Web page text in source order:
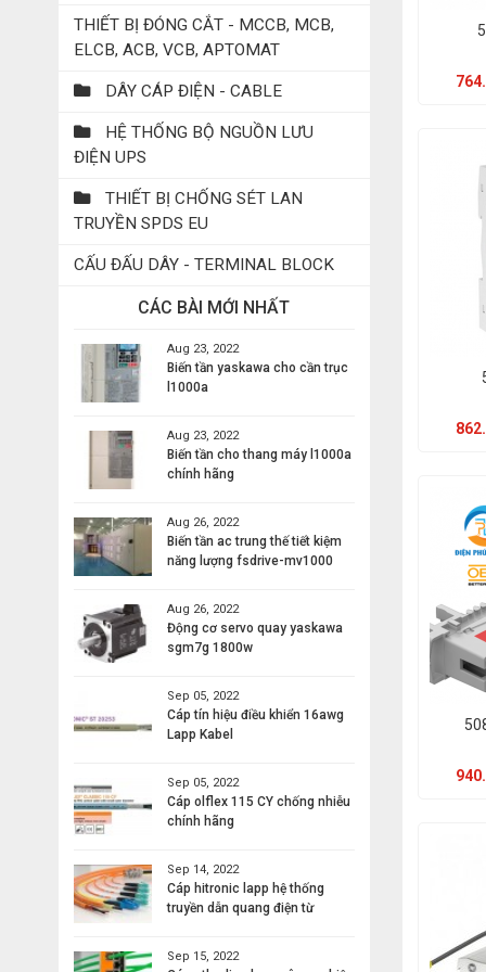
THIẾT BỊ ĐÓNG CẮT - MCCB, MCB,
ELCB, ACB, VCB, APTOMAT
DÂY CÁP ĐIỆN - CABLE
HỆ THỐNG BỘ NGUỒN LƯU
ĐIỆN UPS
THIẾT BỊ CHỐNG SÉT LAN
TRUYỀN SPDS EU
CẤU ĐẤU DÂY - TERMINAL BLOCK
CÁC BÀI MỚI NHẤT
Aug 23, 2022
Biến tần yaskawa cho cần trục
l1000a
Aug 23, 2022
Biến tần cho thang máy l1000a
chính hãng
Aug 26, 2022
Biến tần ac trung thế tiết kiệm
năng lượng fsdrive-mv1000
Aug 26, 2022
Động cơ servo quay yaskawa
sgm7g 1800w
Sep 05, 2022
Cáp tín hiệu điều khiển 16awg
Lapp Kabel
Sep 05, 2022
Cáp olflex 115 CY chống nhiễu
chính hãng
Sep 14, 2022
Cáp hitronic lapp hệ thống
truyền dẫn quang điện từ
Sep 15, 2022